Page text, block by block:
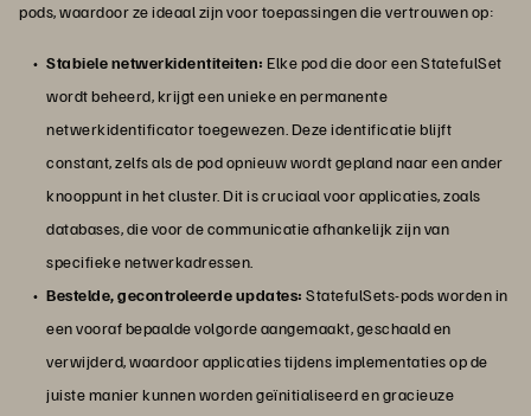
pods, waardoor ze ideaal zijn voor toepassingen die vertrouwen op:
Stabiele netwerkidentiteiten: Elke pod die door een StatefulSet
wordt beheerd, krijgt een unieke en permanente
netwerkidentificator toegewezen. Deze identificatie blijft
constant, zelfs als de pod opnieuw wordt gepland naar een ander
knooppunt in het cluster. Dit is cruciaal voor applicaties, zoals
databases, die voor de communicatie afhankelijk zijn van
specifieke netwerkadressen.
Bestelde, gecontroleerde updates: StatefulSets-pods worden in
een vooraf bepaalde volgorde aangemaakt, geschaald en
verwijderd, waardoor applicaties tijdens implementaties op de
juiste manier kunnen worden geïnitialiseerd en gracieuze